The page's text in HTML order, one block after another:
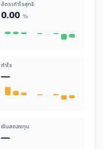
อัตรากำไรสุทธิ
0.00 %
กำไร
—
เงินสดลงทุน
—